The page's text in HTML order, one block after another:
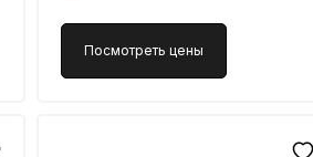
Посмотреть цены